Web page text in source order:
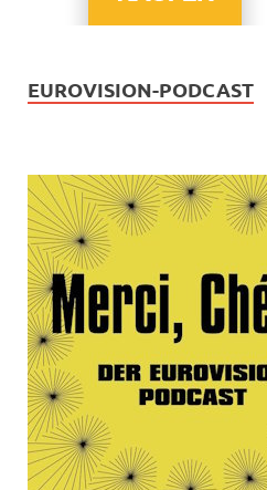
EUROVISION-PODCAST